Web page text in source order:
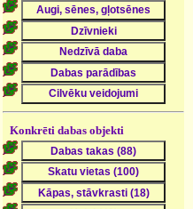
Konkrēti dabas objekti